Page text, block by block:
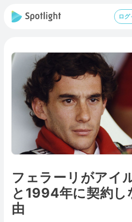
ロ
フェラーリがアイ
と1994年に契約し
由